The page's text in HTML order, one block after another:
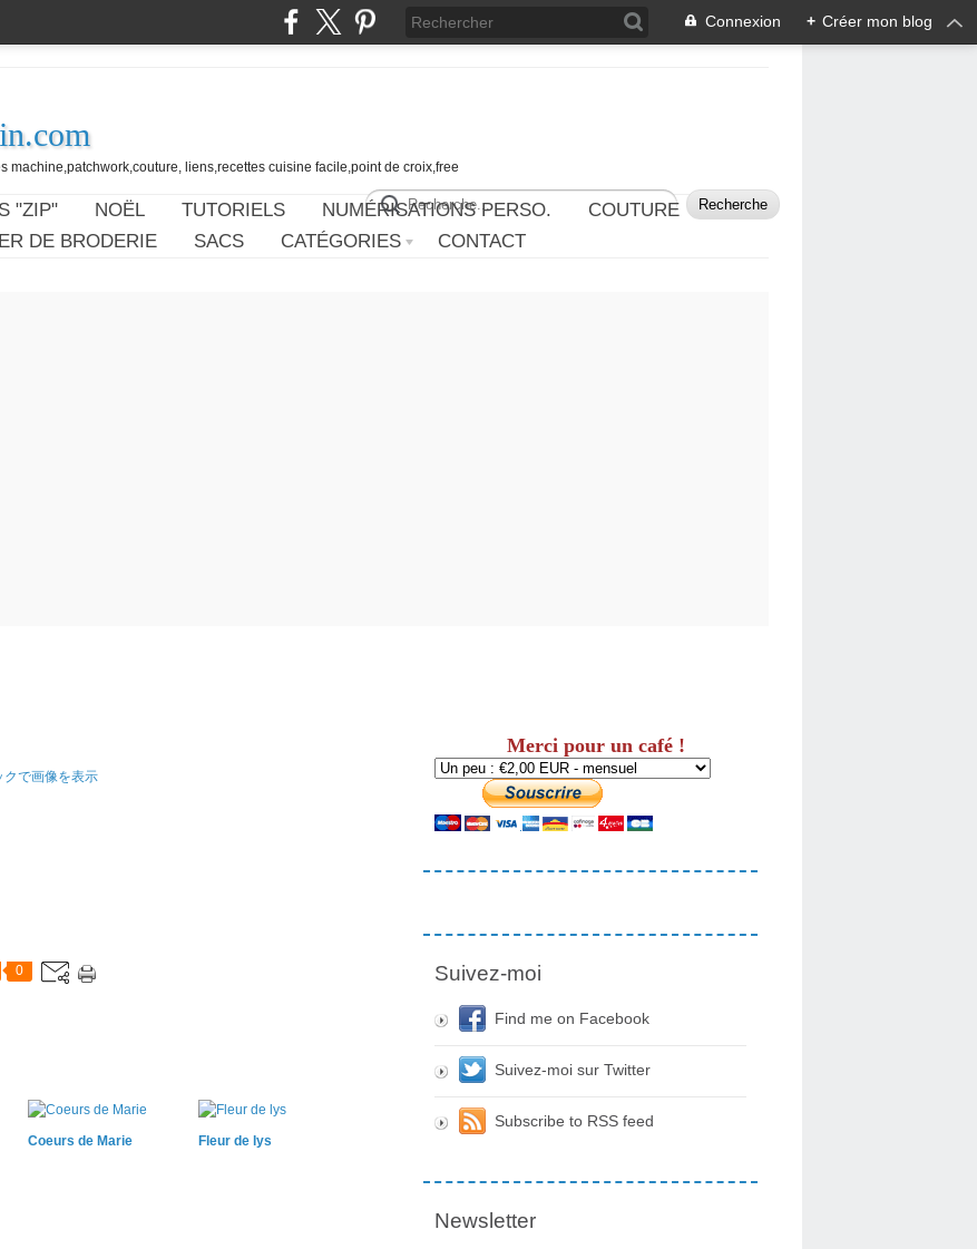
Connexion + Créer mon blog
machine,patchwork,couture, liens,recettes cuisine facile,point de croix,free
"ZIP" NOËL TUTORIELS NUMÉRISATIONS PERSO.
COUTURE
DE BRODERIE
SACS CATÉGORIES CONTACT
0
Coeurs de Marie Fleur de lys
Merci pour un café !
Suivez-moi
Find me on Facebook
Suivez-moi sur Twitter
Subscribe to RSS feed
Newsletter